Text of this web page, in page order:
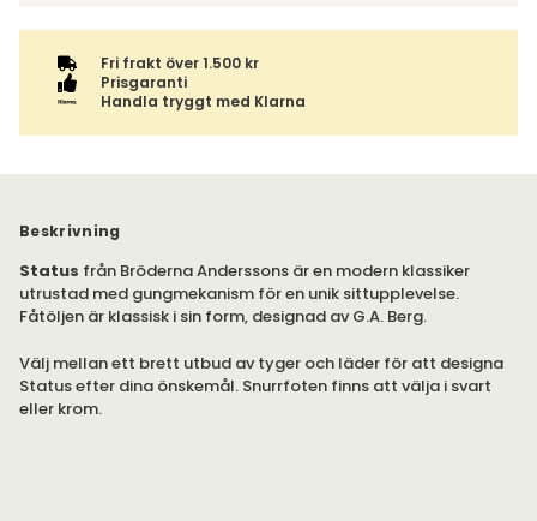
Fri frakt över 1.500 kr
Prisgaranti
Handla tryggt med Klarna
Beskrivning
Status från Bröderna Anderssons är en modern klassiker
utrustad med gungmekanism för en unik sittupplevelse.
Fåtöljen är klassisk i sin form, designad av G.A. Berg.
Välj mellan ett brett utbud av tyger och läder för att designa
Status efter dina önskemål. Snurrfoten finns att välja i svart
eller krom.